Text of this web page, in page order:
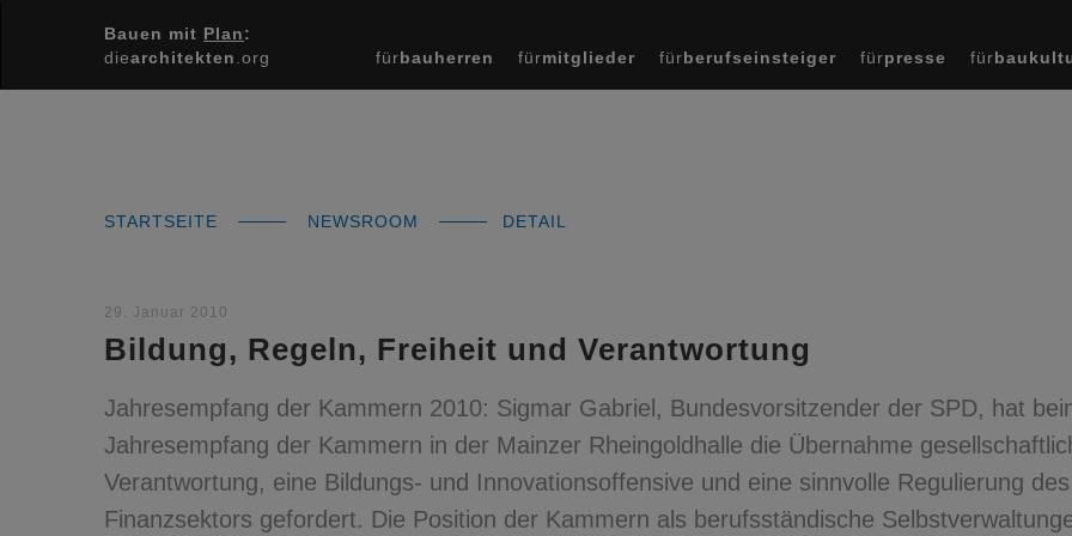
Bauen mit Plan:
diearchitekten .org fürbauherren fürmitglieder fürberufseinsteiger fürpresse für
STARTSEITE NEWSROOM DETAIL
29. Januar 2010
Bildung, Regeln, Freiheit und Verantwortung
Jahresempfang der Kammern 2010: Sigmar Gabriel, Bundesvorsitzender der SPD, hat
Jahresempfang der Kammern in der Mainzer Rheingoldhalle die Übernahme
Verantwortung, eine Bildungs- und Innovationsoffensive und eine sinnvolle Regulierung des
Finanzsektors gefordert. Die Position der Kammern als berufsständische